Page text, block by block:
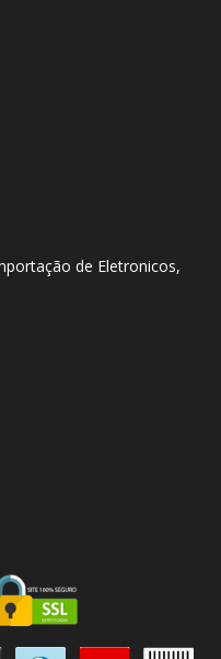
de Eletronicos,